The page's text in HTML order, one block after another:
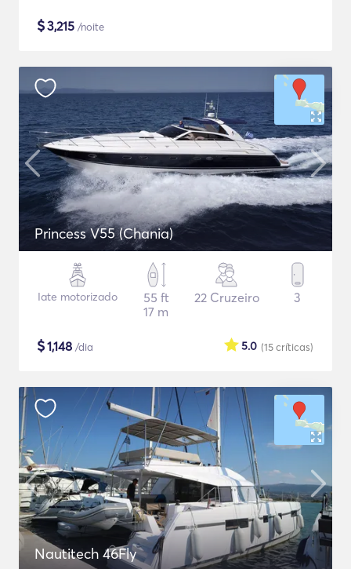
$3,215 /noite
Princess V55 (Chania)
Iate motorizado
55 ft
17 m
22 Cruzeiro 3
$1,148 /dia (15críticas)
5.0
Nautitech 46Fly